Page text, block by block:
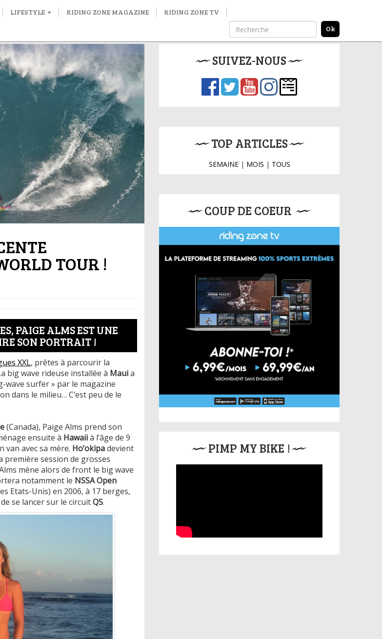
LIFESTYLE RIDING ZONE MAGAZINE RIDING ZONE TV
TOUR !
PAIGE ALMS EST UNE
SON PORTRAIT !
XXL, prêtes à parcourir la
big wave rideuse installée à Mauia
wave surfer » par le magazine
dans le milieu… C’est peu de le
(Canada), Paige Alms prend son
ensuite à Hawaiià l’âge de 9
van avec sa mère. Ho’okipadevient
première session de grosses
mène alors de front le big wave
notamment le NSSA Open
Etats-Unis) en 2006, à 17 berges,
se lancer sur le circuitQS.
SUIVEZ-NOUS
TOP ARTICLES
SEMAINE| MOIS | TOUS
COUP DE COEUR
PIMP MY BIKE !